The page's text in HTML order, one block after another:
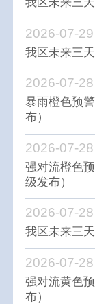
我区未来三
2026-07-29
暴雨橙色预
布）
2026-07-28
强对流橙色
级发布）
2026-07-28
我区未来三
2026-07-28
强对流黄色
布）
2026-07-28